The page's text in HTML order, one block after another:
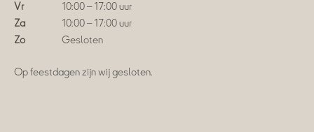
Vr
10:00 – 17:00 uur
Za
10:00 – 17:00 uur
Zo
Gesloten
Op feestdagen zijn wij gesloten.